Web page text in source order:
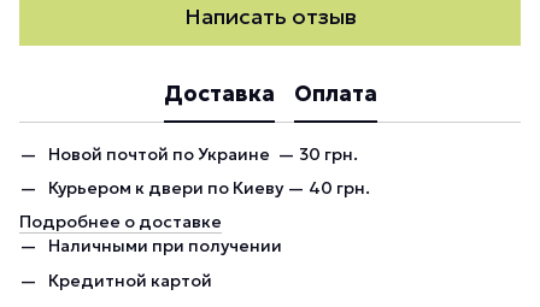
Написать отзыв
Доставка Оплата
Новой почтой по Украине — 30 грн.
Курьером к двери по Киеву — 40 грн.
Подробнее о доставке
Наличными при получении
Кредитной картой